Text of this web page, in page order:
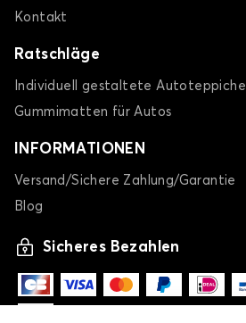
Kontakt
Ratschläge
Individuell gestaltete Autoteppiche
Gummimatten für Autos
INFORMATIONEN
Versand/Sichere Zahlung/Garantie
Blog
Sicheres Bezahlen